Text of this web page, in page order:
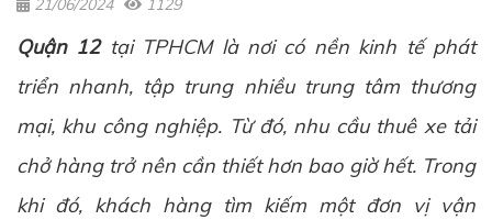
21/06/2024 1129
Quận 12tại TPHCM là nơi có nền kinh tế phát
triển nhanh, tập trung nhiều trung tâm thương
mại, khu công nghiệp. Từ đó, nhu cầu thuê xe tải
chở hàng trở nên cần thiết hơn bao giờ hết. Trong
khi đó, khách hàng tìm kiếm một đơn vị vận